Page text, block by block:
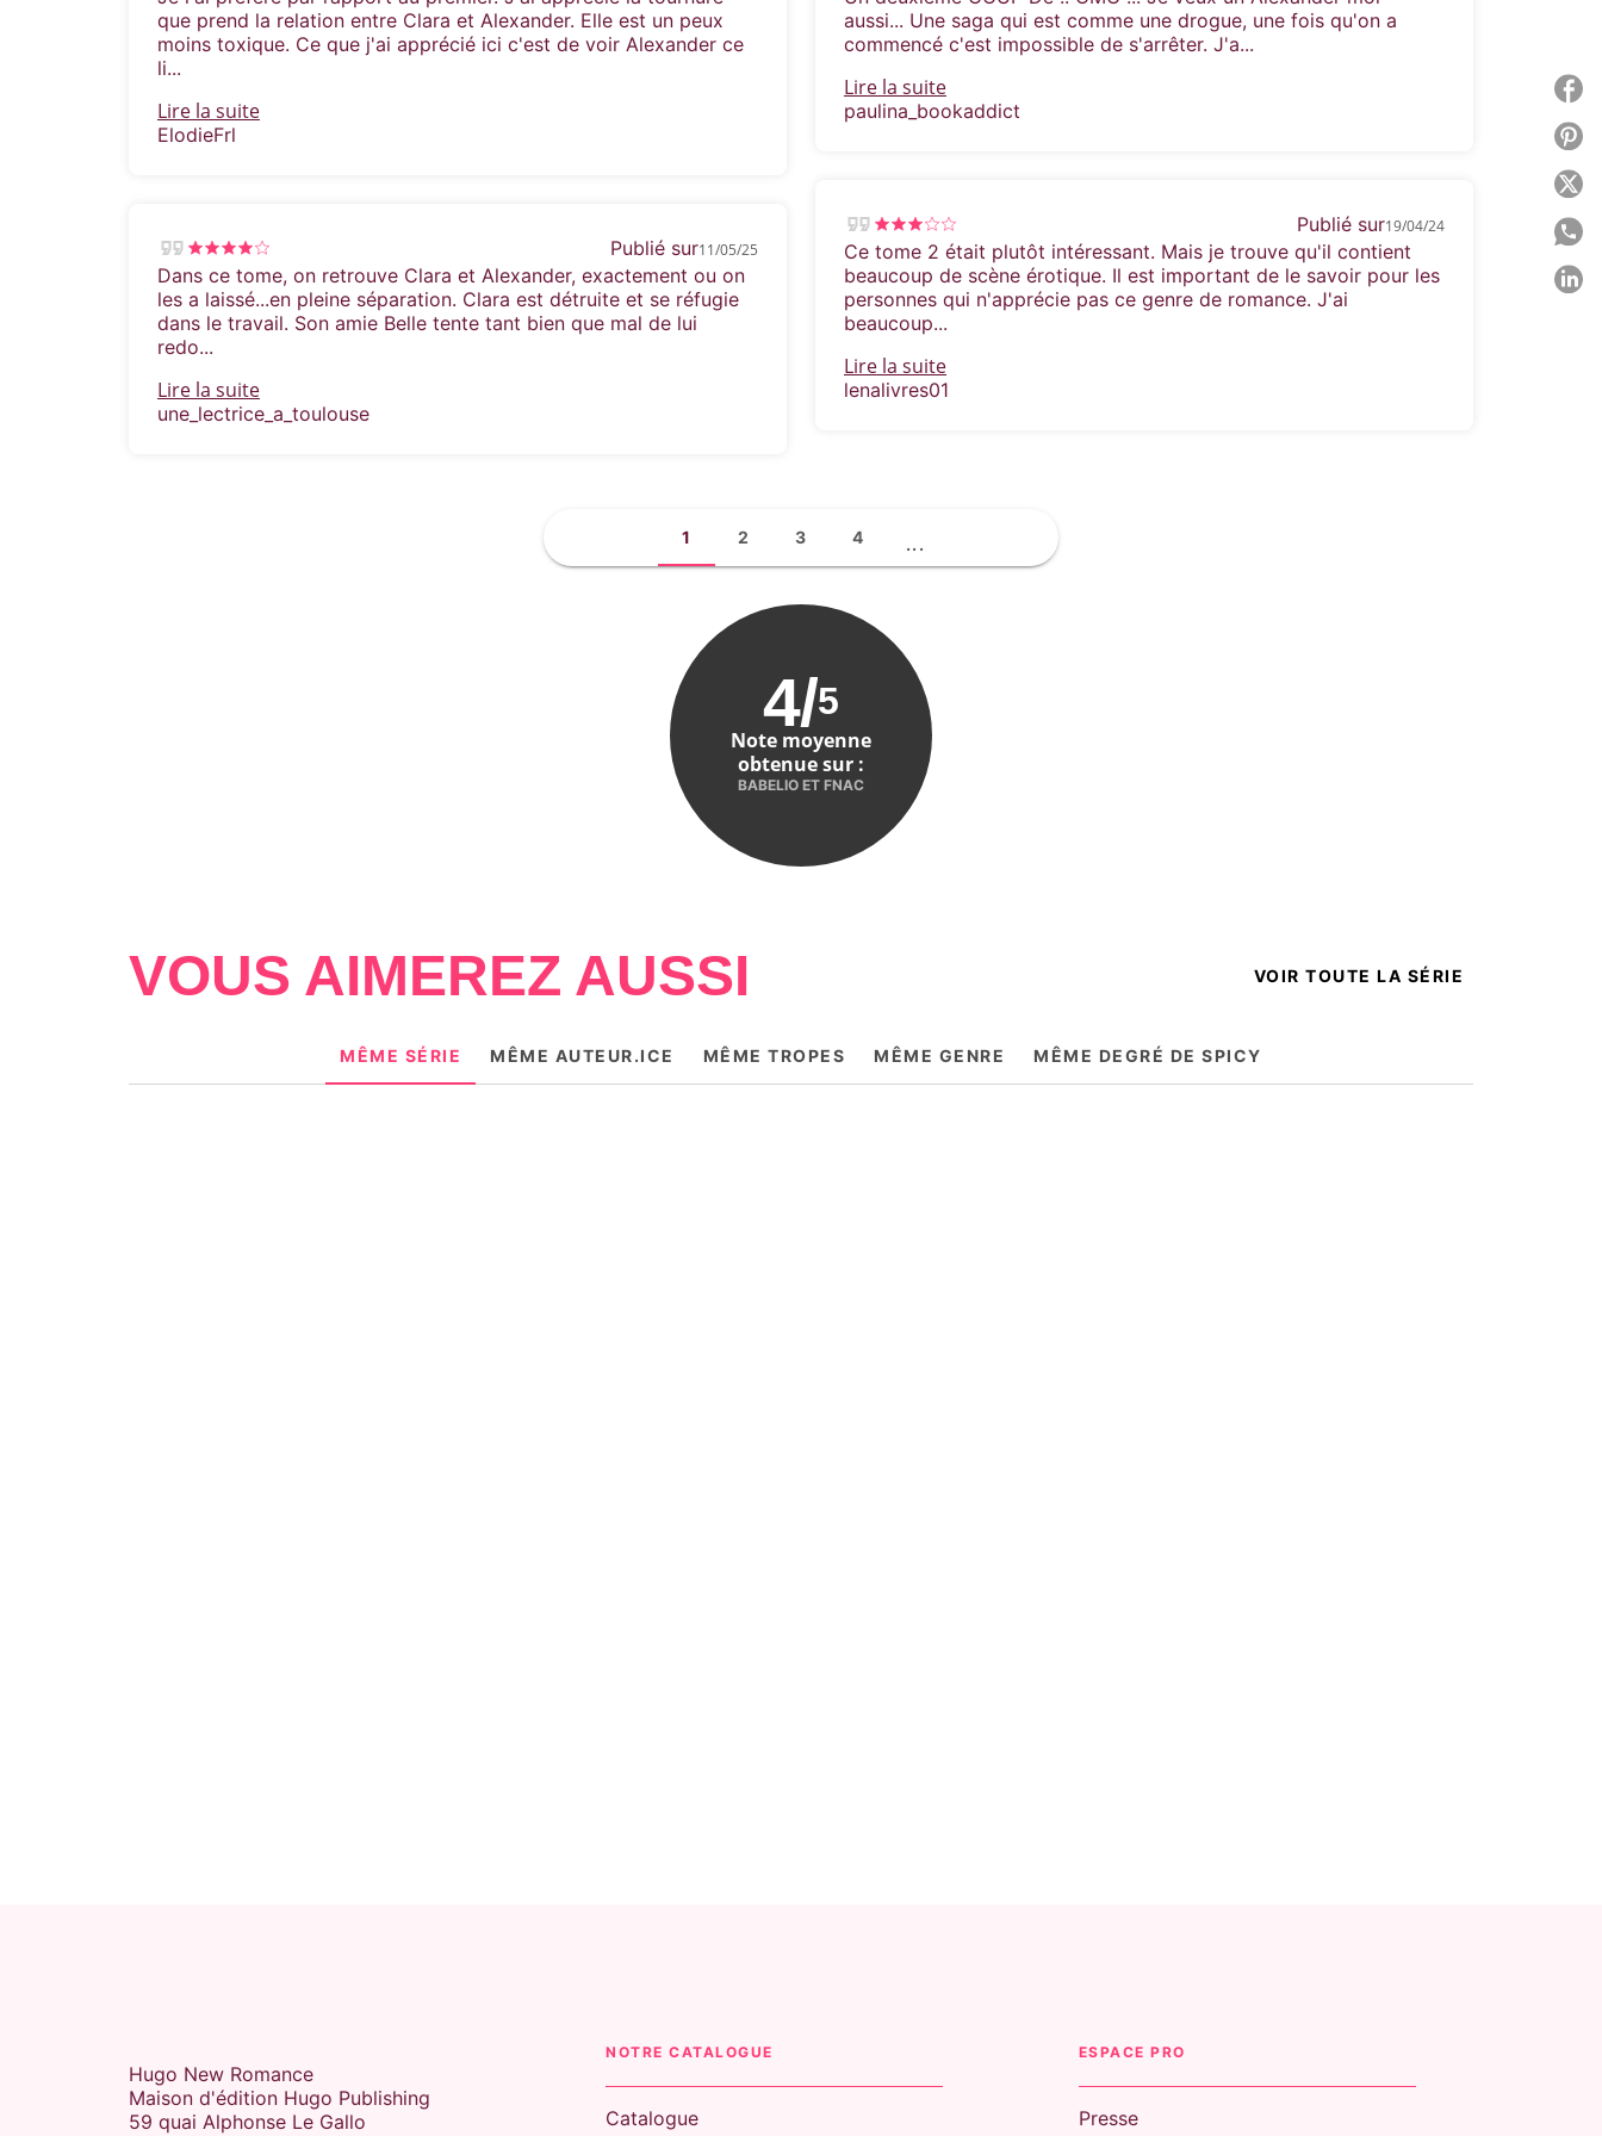
que prend la relation entre Clara et Alexander. Elle est un peux
moins toxique. Ce que j'ai apprécié ici c'est de voir Alexander ce
li...
Lire la suite
ElodieFrl
Publié sur11/05/25
Dans ce tome, on retrouve Clara et Alexander, exactement ou on
les a laissé...en pleine séparation. Clara est détruite et se réfugie
dans le travail. Son amie Belle tente tant bien que mal de lui
redo...
Lire la suite
une_lectrice_a_toulouse
aussi... Une saga qui est comme une drogue, une fois qu'on a
commencé c'est impossible de s'arrêter. J'a...
Lire la suite
paulina_bookaddict
Publié sur19/04/24
Ce tome 2 était plutôt intéressant. Mais je trouve qu'il contient
beaucoup de scène érotique. Il est important de le savoir pour les
personnes qui n'apprécie pas ce genre de romance. J'ai
beaucoup...
Lire la suite
lenalivres01
1 2 3 4 ...
4/5
Note moyenne
obtenue sur :
BABELIO ET FNAC
VOUS AIMEREZ AUSSI VOIR TOUTE LA SÉRIE
MÊME SÉRIE MÊME AUTEUR.ICE MÊME TROPES MÊME GENRE MÊME DEGRÉ DE SPICY
Hugo New Romance
Maison d'édition Hugo Publishing
59 quai Alphonse Le Gallo
NOTRE CATALOGUE
Catalogue
ESPACE PRO
Presse